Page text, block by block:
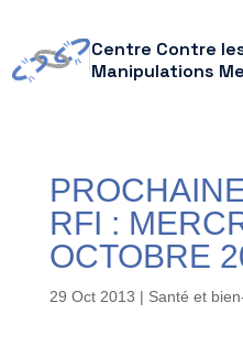
Centre Contre
Manipulations
RFI :
OCTOBRE
29 Oct 2013 | Santé et